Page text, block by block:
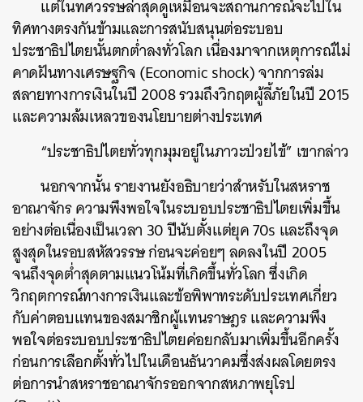
แต่ในทศวรรษล่าสุดดูเหมือนจะสถานการณ์จะไปใน
ทิศทางตรงกันข้ามและการสนับสนุนต่อระบอบ
ประชาธิปไตยนั้นตกต่ำลงทั่วโลก เนื่องมาจากเหตุการณ์ไม่
คาดฝันทางเศรษฐกิจ (Economic shock) จากการล่ม
สลายทางการเงินในปี 2008 รวมถึงวิกฤตผู้ลี้ภัยในปี 2015
และความล้มเหลวของนโยบายต่างประเทศ
“ประชาธิปไตยทั่วทุกมุมอยู่ในภาวะป่วยไข้” เขากล่าว
นอกจากนั้น รายงานยังอธิบายว่าสำหรับในสหราช
อาณาจักร ความพึงพอใจในระบอบประชาธิปไตยเพิ่มขึ้น
อย่างต่อเนื่องเป็นเวลา 30 ปีนับตั้งแต่ยุค 70s และถึงจุด
สูงสุดในรอบสหัสวรรษ ก่อนจะค่อยๆ ลดลงในปี 2005
จนถึงจุดต่ำสุดตามแนวโน้มที่เกิดขึ้นทั่วโลก ซึ่งเกิด
วิกฤตการณ์ทางการเงินและข้อพิพาทระดับประเทศเกี่ยว
กับค่าตอบแทนของสมาชิกผู้แทนราษฎร และความพึง
พอใจต่อระบอบประชาธิปไตยค่อยกลับมาเพิ่มขึ้นอีกครั้ง
ก่อนการเลือกตั้งทั่วไปในเดือนธันวาคมซึ่งส่งผลโดยตรง
ต่อการนำสหราชอาณาจักรออกจากสหภาพยุโรป